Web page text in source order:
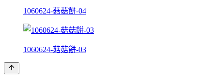
1060624-菇菇餅-04
1060624-菇菇餅-03